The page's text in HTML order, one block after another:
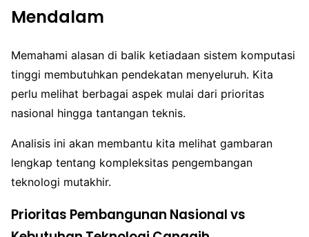
Mendalam
Memahami alasan di balik ketiadaan sistem komputasi
tinggi membutuhkan pendekatan menyeluruh. Kita
perlu melihat berbagai aspek mulai dari prioritas
nasional hingga tantangan teknis.
Analisis ini akan membantu kita melihat gambaran
lengkap tentang kompleksitas pengembangan
teknologi mutakhir.
Prioritas Pembangunan Nasional vs